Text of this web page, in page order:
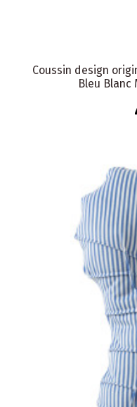
Coussin design
Bleu Blanc